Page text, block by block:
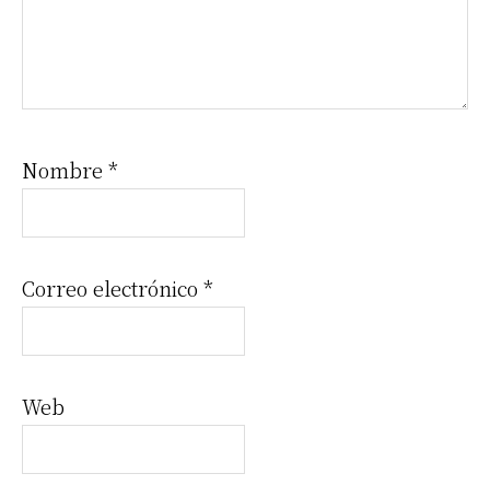
Nombre *
Correo electrónico *
Web